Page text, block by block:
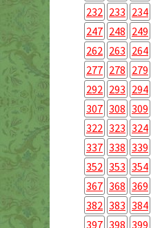
232 233 234
247 248 249
262 263 264
277 278 279
292 293 294
307 308 309
322 323 324
337 338 339
352 353 354
367 368 369
382 383 384
397 398 399